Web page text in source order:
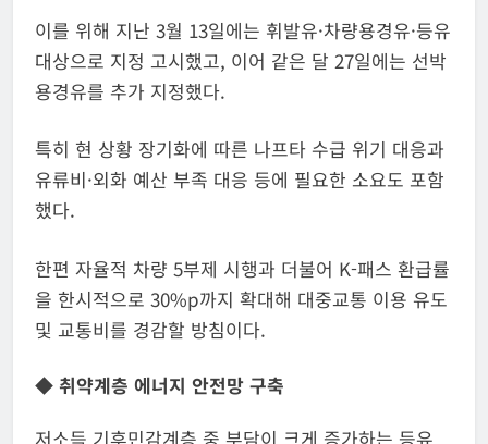
이를 위해 지난 3월 13일에는 휘발유·차량용경유·등유
대상으로 지정 고시했고, 이어 같은 달 27일에는 선박
용경유를 추가 지정했다.
특히 현 상황 장기화에 따른 나프타 수급 위기 대응과
유류비·외화 예산 부족 대응 등에 필요한 소요도 포함
했다.
한편 자율적 차량 5부제 시행과 더불어 K-패스 환급률
을 한시적으로 30%p까지 확대해 대중교통 이용 유도
및 교통비를 경감할 방침이다.
◆ 취약계층 에너지 안전망 구축
저소득 기후민감계층 중 부담이 크게 증가하는 등유